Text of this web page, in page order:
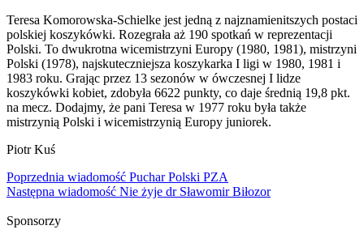
Teresa Komorowska-Schielke jest jedną z najznamienitszych postaci
polskiej koszykówki. Rozegrała aż 190 spotkań w reprezentacji
Polski. To dwukrotna wicemistrzyni Europy (1980, 1981), mistrzyni
Polski (1978), najskuteczniejsza koszykarka I ligi w 1980, 1981 i
1983 roku. Grając przez 13 sezonów w ówczesnej I lidze
koszykówki kobiet, zdobyła 6622 punkty, co daje średnią 19,8 pkt.
na mecz. Dodajmy, że pani Teresa w 1977 roku była także
mistrzynią Polski i wicemistrzynią Europy juniorek.
Piotr Kuś
Nawigacja
wpisu
Poprzednia wiadomość Puchar Polski PZA
Następna wiadomość Nie żyje dr Sławomir Biłozor
Sponsorzy